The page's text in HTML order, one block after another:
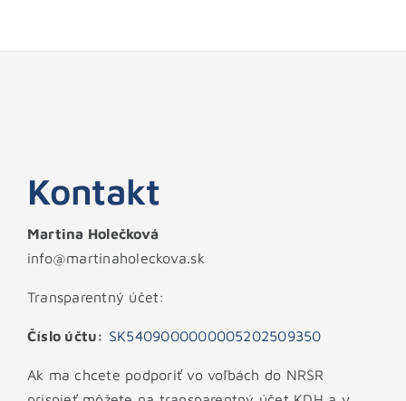
Kontakt
Martina Holečková
info@martinaholeckova.sk
Transparentný účet:
Číslo účtu: SK5409000000005202509350
Ak ma chcete podporiť vo voľbách do NRSR